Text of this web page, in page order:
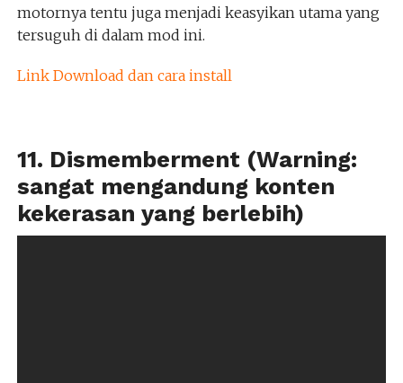
motornya tentu juga menjadi keasyikan utama yang
tersuguh di dalam mod ini.
Link Download dan cara install
11. Dismemberment (Warning:
sangat mengandung konten
kekerasan yang berlebih)